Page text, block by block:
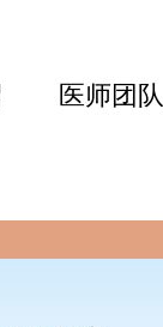
医师团队